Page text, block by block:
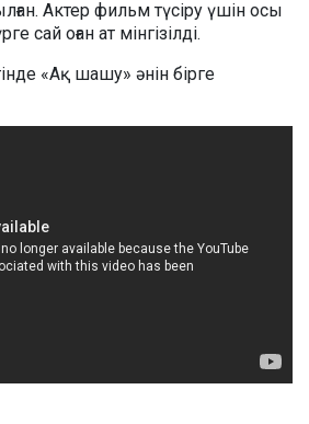
Актер фильм түсіру үшін осы
сай оған ат мінгізілді.
«Ақ шашу» әнін бірге